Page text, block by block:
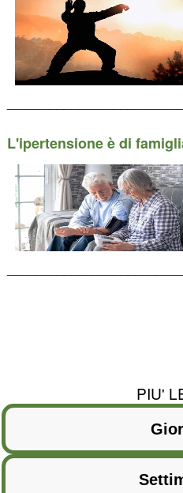
L'ipertensione è di
PIU'